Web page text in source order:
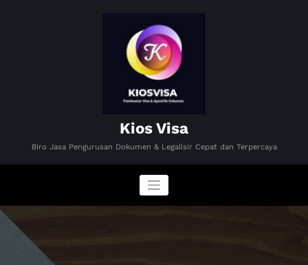
Kios Visa
Biro Jasa Pengurusan Dokumen & Legalisir Cepat dan Terpercaya